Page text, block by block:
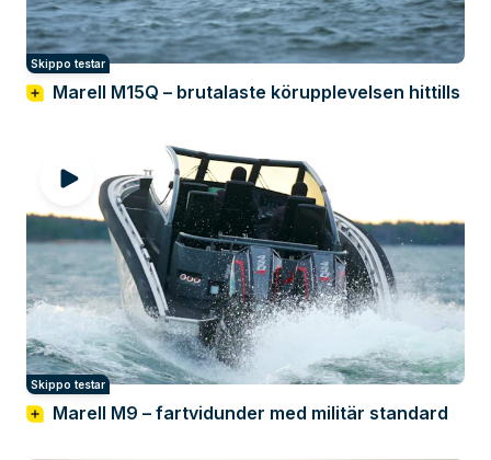
Skippo testar
Marell M15Q – brutalaste körupplevelsen hittills
Skippo testar
Marell M9 – fartvidunder med militär standard